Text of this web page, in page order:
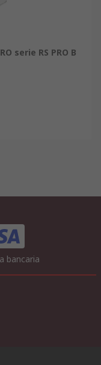
serie RS PRO B
bancaria